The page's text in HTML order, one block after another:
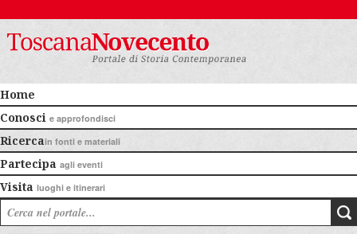
Home
Conosci e approfondisci
Ricercain fonti e materiali
Partecipa agli eventi
Visita luoghi e itinerari